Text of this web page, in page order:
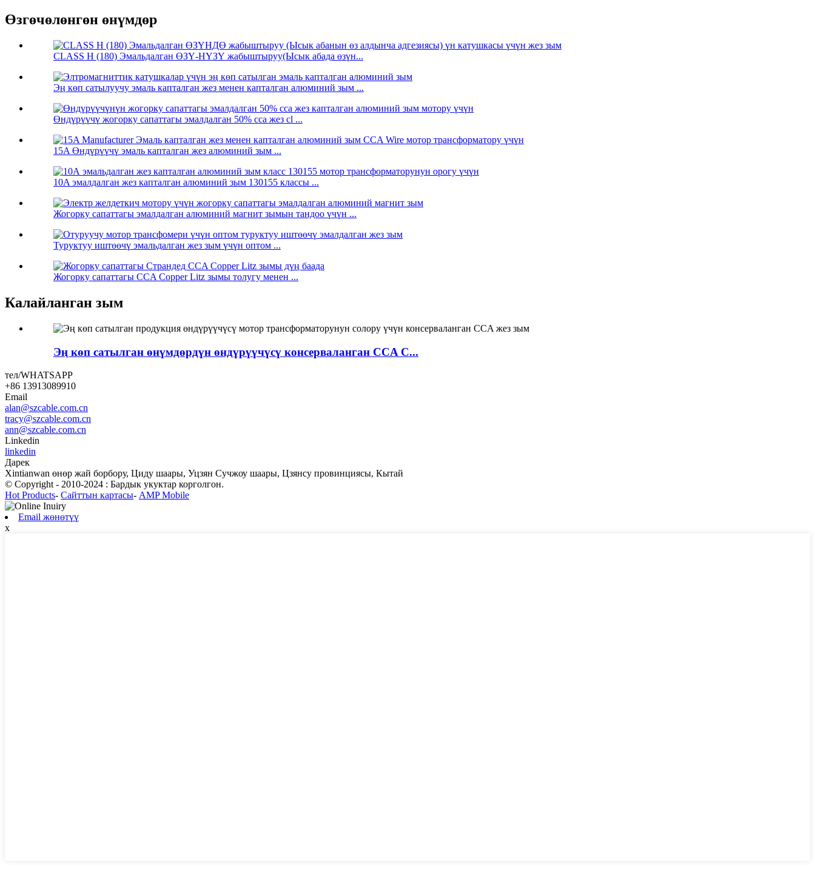
Өзгөчөлөнгөн өнүмдөр
CLASS H (180) Эмальдалган ӨЗҮ-НҮЗҮ жабыштыруу(Ысык абада өзүн...
Эң көп сатылуучу эмаль капталган жез менен капталган алюминий зым ...
Өндүрүүчү жогорку сапаттагы эмалдалган 50% cca жез cl ...
15A Өндүрүүчү эмаль капталган жез алюминий зым ...
10A эмалдалган жез капталган алюминий зым 130155 классы ...
Жогорку сапаттагы эмалдалган алюминий магнит зымын тандоо үчүн ...
Туруктуу иштөөчү эмальдалган жез зым үчүн оптом ...
Жогорку сапаттагы CCA Copper Litz зымы толугу менен ...
Калайланган зым
Эң көп сатылган өнүмдөрдүн өндүрүүчүсү консерваланган CCA C...
тел/WHATSAPP
+86 13913089910
Email
alan@szcable.com.cn
tracy@szcable.com.cn
ann@szcable.com.cn
Linkedin
linkedin
Дарек
Xintianwan өнөр жай борбору, Циду шаары, Уцзян Сучжоу шаары, Цзянсу провинциясы, Кытай
© Copyright - 2010-2024 : Бардык укуктар корголгон.
Hot Products- Сайттын картасы- AMP Mobile
Email жөнөтүү
x